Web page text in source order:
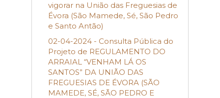
vigorar na União das Freguesias de
Évora (São Mamede, Sé, São Pedro
e Santo Antão)
02-04-2024 - Consulta Pública do
Projeto de REGULAMENTO DO
ARRAIAL “VENHAM LÁ OS
SANTOS” DA UNIÃO DAS
FREGUESIAS DE ÉVORA (SÃO
MAMEDE, SÉ, SÃO PEDRO E